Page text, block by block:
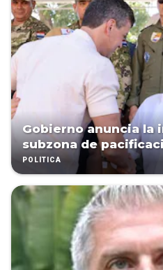
Gobierno anuncia la
subzona de
POLÍTICA